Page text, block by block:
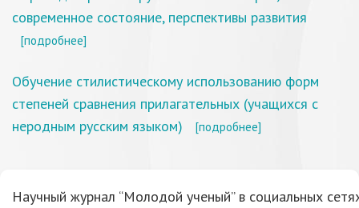
современное состояние, перспективы развития
[подробнее]
Обучение стилистическому использованию форм
степеней сравнения прилагательных (учащихся с
неродным русским языком)
[подробнее]
Научный журнал “Молодой ученый” в социальных